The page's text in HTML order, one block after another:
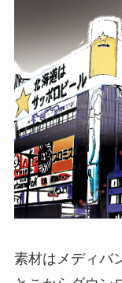
素材はメディバ